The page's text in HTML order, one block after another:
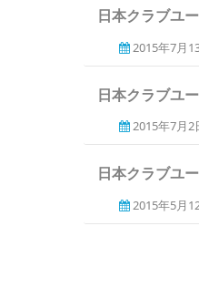
日本クラブユ
2015年7月
日本クラブユ
2015年7月2
日本クラブユ
2015年5月